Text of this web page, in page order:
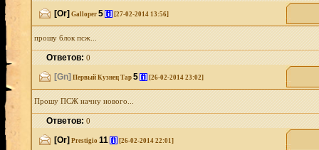
[Or] Galloper 5 [i] [27-02-2014 13:56]
прошу блок псж...
Ответов:0
[Gn] Первый Кузнец Тар 5 [i] [26-02-2014 23:02]
Прошу ПСЖ начну нового...
Ответов:0
[Or] Prestigio 11 [i] [26-02-2014 22:01]